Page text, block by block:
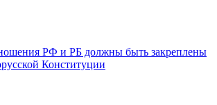
РФ и РБ должны быть закреплены
Конституции